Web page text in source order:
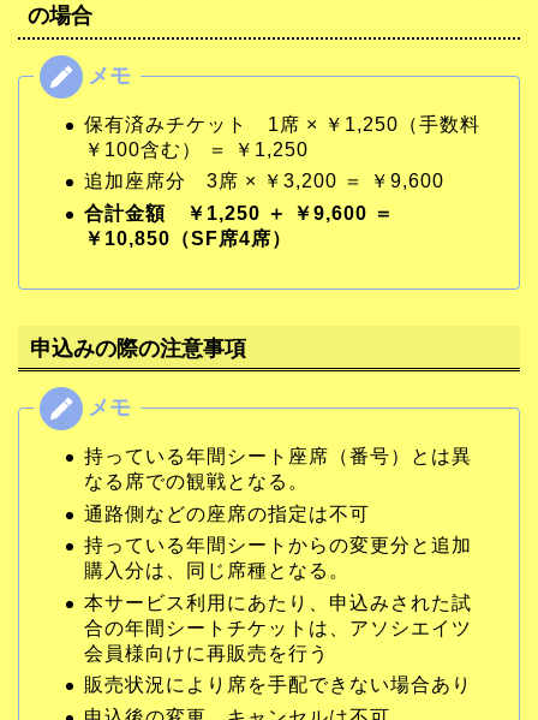
の場合
保有済みチケット 1席 × ￥1,250（手数料
￥100含む） ＝ ￥1,250
追加座席分 3席 × ￥3,200 ＝ ￥9,600
合計金額 ￥1,250 ＋ ￥9,600 ＝
￥10,850（SF席4席）
申込みの際の注意事項
持っている年間シート座席（番号）とは異
なる席での観戦となる。
通路側などの座席の指定は不可
持っている年間シートからの変更分と追加
購入分は、同じ席種となる。
本サービス利用にあたり、申込みされた試
合の年間シートチケットは、アソシエイツ
会員様向けに再販売を行う
販売状況により席を手配できない場合あり